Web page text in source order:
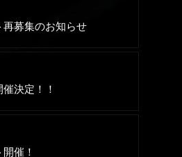
再募集のお知らせ
決定！！
催！